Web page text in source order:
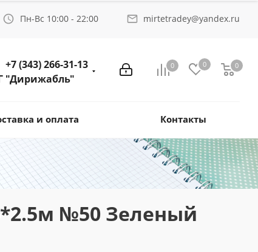
Пн-Вс 10:00 - 22:00 mirtetradey@yandex.ru
0 0 0
+7 (343) 266-31-13
"Дирижабль"
и оплата Контакты
№50 Зеленый